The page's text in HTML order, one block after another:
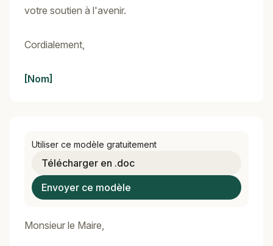
votre soutien à l'avenir.
Cordialement,
[Nom]
Utiliser ce modèle gratuitement
Télécharger en .doc
Envoyer ce modèle
Monsieur le Maire,